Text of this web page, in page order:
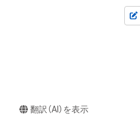
翻訳（AI）を表示